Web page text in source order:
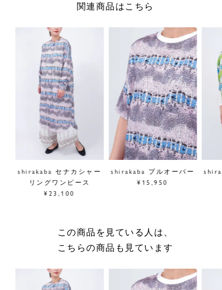
チュニック丈が人気のトップスで、小柄な方はワンピースと
白いパイピングがさわやかな印象に。
■”shirakaba”シリーズは
サイズ／FREE
前着丈88cm、後着丈92cm、身幅57cm、肩幅61cm、
袖丈40cm、裾幅67cm
素材／綿100%
原産国／日本
05GS043055
商品についてのお問い合わせ
ショッピングガイドはこちら
関連商品はこちら
shirakaba セナカシャー
リングワンピース
¥23,100
shirakaba プルオーバー
¥15,950
この商品を見ている人は、
こちらの商品も見ています